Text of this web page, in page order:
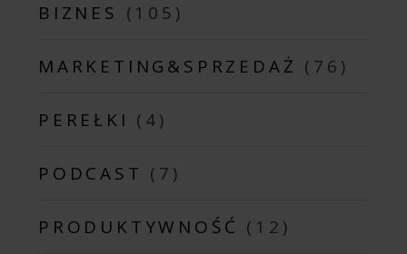
BIZNES (105)
MARKETING&SPRZEDAŻ (76)
PEREŁKI (4)
PODCAST (7)
PRODUKTYWNOŚĆ (12)